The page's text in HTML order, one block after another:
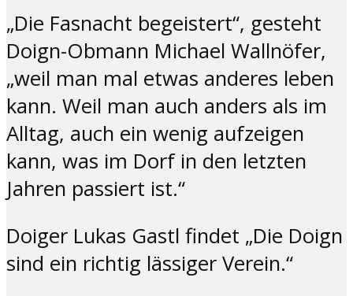
„Die Fasnacht begeistert“, gesteht
Doign-Obmann Michael Wallnöfer,
„weil man mal etwas anderes leben
kann. Weil man auch anders als im
Alltag, auch ein wenig aufzeigen
kann, was im Dorf in den letzten
Jahren passiert ist.“
Doiger Lukas Gastl findet „Die Doign
sind ein richtig lässiger Verein.“